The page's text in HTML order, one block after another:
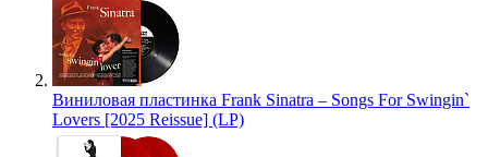
Виниловая пластинка Frank Sinatra – Songs For Swingin`
Lovers [2025 Reissue] (LP)